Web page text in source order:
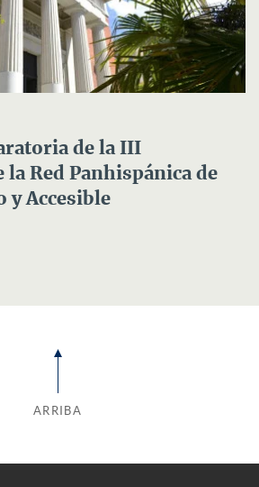
de la III
la Red Panhispánica de
y Accesible
ARRIBA